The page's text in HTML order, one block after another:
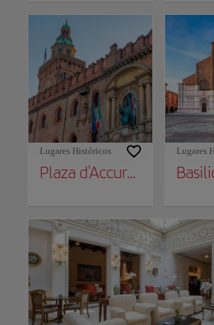
Lugares Históricos
Plaza d'Accursio
Lugares